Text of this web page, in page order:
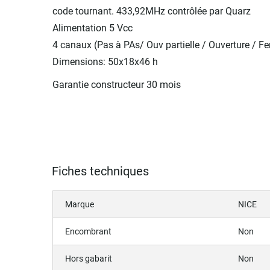
code tournant. 433,92MHz contrôlée par Quarz
Alimentation 5 Vcc
4 canaux (Pas à PAs/ Ouv partielle / Ouverture /
Dimensions: 50x18x46 h
Garantie constructeur 30 mois
Fiches techniques
Marque NICE
Encombrant Non
Hors gabarit Non